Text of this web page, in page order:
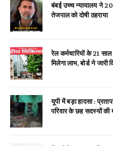
बंबई उच्च न्यायालय ने
तेजपाल को दोषी ठहराया
रेल कर्मचारियों के 21
मिलेगा लाभ, बोर्ड ने
यूपी में बड़ा हादसा :
परिवार के छह सदस्यों की